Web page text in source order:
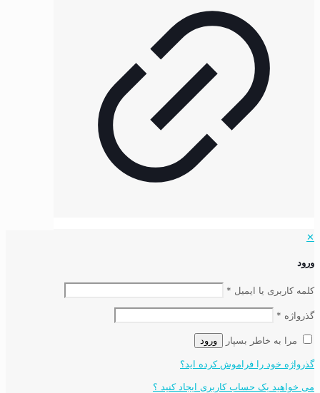
✕
ورود
کلمه کاربری یا ایمیل *
گذرواژه *
مرا به خاطر بسپار ورود
گذرواژه خود را فراموش کرده اید؟
می خواهید یک حساب کاربری ایجاد کنید ؟